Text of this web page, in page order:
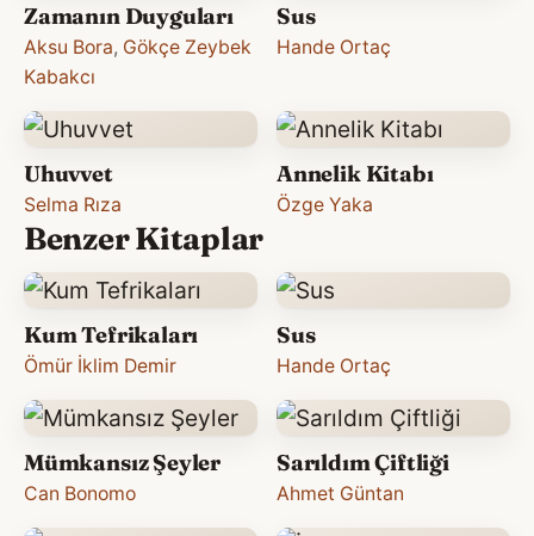
Zamanın Duyguları
Aksu Bora, Gökçe Zeybek
Kabakcı
Sus
Hande Ortaç
Uhuvvet
Selma Rıza
Annelik Kitabı
Özge Yaka
Benzer Kitaplar
Kum Tefrikaları
Ömür İklim Demir
Sus
Hande Ortaç
Mümkansız Şeyler
Can Bonomo
Sarıldım Çiftliği
Ahmet Güntan